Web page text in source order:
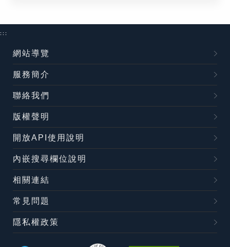
:::
網站導覽
服務簡介
聯絡我們
版權聲明
開放API使用說明
內嵌搜尋欄位說明
相關連結
常見問題
隱私權政策